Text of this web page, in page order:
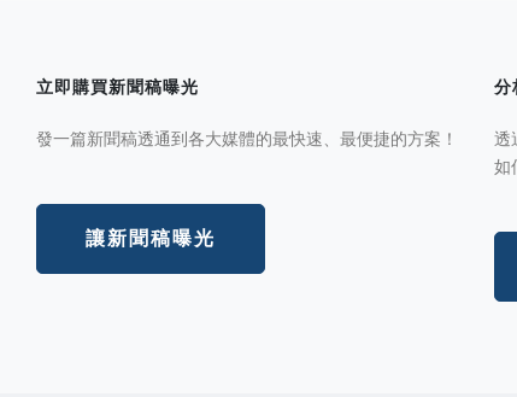
立即購買新聞稿曝光
發一篇新聞稿透通到各大媒體的最快速、最便捷的方案！
讓新聞稿曝光
分
透
如